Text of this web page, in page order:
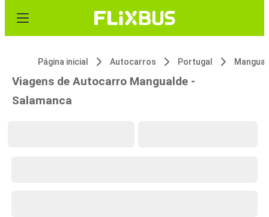
Página inicial Autocarros Portugal
Viagens de Autocarro Mangualde -
Salamanca